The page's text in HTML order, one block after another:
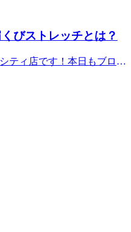
日（火）ご予約可能時間
☆★ペアでご案内可能時
点）ご不明な点や、コ
お電話下さい。
【住所】 埼
1コクーンシティ コクー
の3階フードコート横に当
浦和＿マッサージ#さいた
OFFとなりますので是非お
うですので是非コクーンシ
5日間限定になりますの
【住
町4-263-1コクーンシテ
1120【アクセス】JR各線
たま新都心駅近くの2Ｆの
＿北浦和＿肩こり#さいた
＿北浦和＿腰痛
の皆さま、もしくはスッキ
！自分を労わるお時間をぜ
スタッフ一同、皆さまのご
！★3月16日（日）ご予約
時点）ご不明な点や、コ
【住所】 埼
クセス】JR各線「さいたま
の3階フードコート横に当
駅近くの2Ｆのお店ではご
浦和＿マッサージ#さいた
＿北浦和＿肩こり#さいた
＿北浦和＿腰痛
）はコクーンシティの休館
店もお休みいたします。ご
上げます。 2/20(木)はお休
以降まだしばらく寒い日が
てしまいますよね……ぜひ
力に満ちた状態で春を迎え
みなさんのご来店、心より
（月）ご予約可能時間★
可能時間★☆ 16：30～
の3階フードコート横に当
駅近くの2Ｆのお店ではご
びストレッチとは？
ティ店です！本日もブログ
すね・・！でもまだまだ寒
はRe.Ra.Kuがおすすめす
トレッチ】のご紹介です
と首に特化したリラク独自
りにくい肩や首につながる
プションとなっております
、20分or40分のお時間を
胸周り（大胸筋）・首・背